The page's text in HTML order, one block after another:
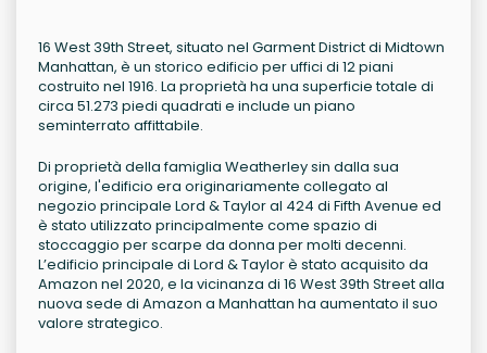
16 West 39th Street, situato nel Garment District di Midtown
Manhattan, è un storico edificio per uffici di 12 piani
costruito nel 1916. La proprietà ha una superficie totale di
circa 51.273 piedi quadrati e include un piano
seminterrato affittabile.
Di proprietà della famiglia Weatherley sin dalla sua
origine, l'edificio era originariamente collegato al
negozio principale Lord & Taylor al 424 di Fifth Avenue ed
è stato utilizzato principalmente come spazio di
stoccaggio per scarpe da donna per molti decenni.
L’edificio principale di Lord & Taylor è stato acquisito da
Amazon nel 2020, e la vicinanza di 16 West 39th Street alla
nuova sede di Amazon a Manhattan ha aumentato il suo
valore strategico.